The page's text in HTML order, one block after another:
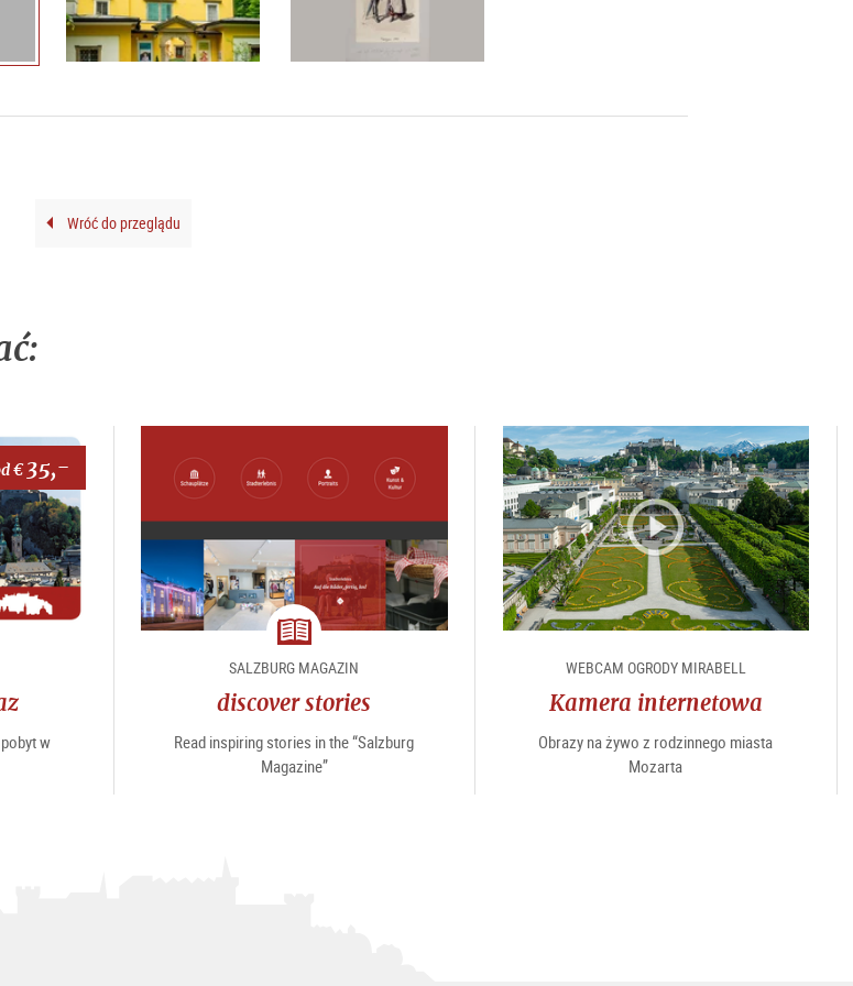
Wróć do przeglądu
€35,-
w
magazine
SALZBURG MAGAZIN
discover stories
Read inspiring stories in the “Salzburg
Magazine”
WEBCAM OGRODY MIRABELL
Kamera internetowa
Obrazy na żywo z rodzinnego miasta
Mozarta